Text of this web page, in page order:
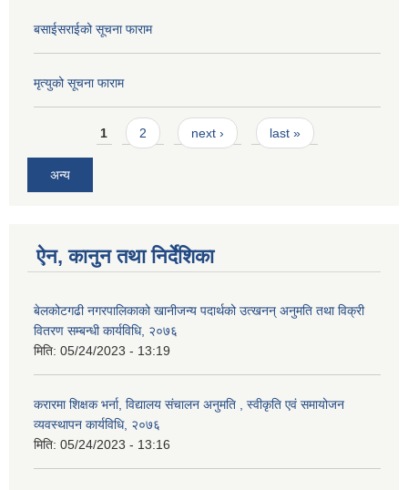
बसाईसराईको सूचना फाराम
मृत्युको सूचना फाराम
Pages1 2 next › last »
अन्य
ऐन, कानुन तथा निर्देशिका
बेलकोटगढी नगरपालिकाको खानीजन्य पदार्थको उत्खनन् अनुमति तथा विक्री
वितरण सम्बन्धी कार्यविधि, २०७६
मिति: 05/24/2023 - 13:19
करारमा शिक्षक भर्ना, विद्यालय संचालन अनुमति , स्वीकृति एवं समायोजन
व्यवस्थापन कार्यविधि, २०७६
मिति: 05/24/2023 - 13:16